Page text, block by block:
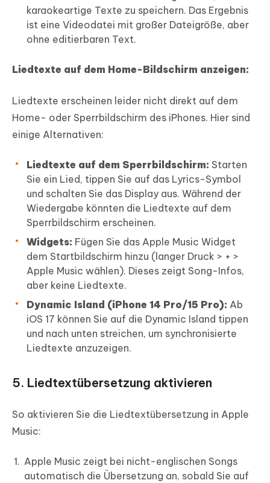
karaokeartige Texte zu speichern. Das Ergebnis
ist eine Videodatei mit großer Dateigröße, aber
ohne editierbaren Text.
Liedtexte auf dem Home-Bildschirm anzeigen:
Liedtexte erscheinen leider nicht direkt auf dem
Home- oder Sperrbildschirm des iPhones. Hier sind
einige Alternativen:
Liedtexte auf dem Sperrbildschirm: Starten
Sie ein Lied, tippen Sie auf das Lyrics-Symbol
und schalten Sie das Display aus. Während der
Wiedergabe könnten die Liedtexte auf dem
Sperrbildschirm erscheinen.
Widgets: Fügen Sie das Apple Music Widget
dem Startbildschirm hinzu (langer Druck > + >
Apple Music wählen). Dieses zeigt Song-Infos,
aber keine Liedtexte.
Dynamic Island (iPhone 14 Pro/15 Pro): Ab
iOS 17 können Sie auf die Dynamic Island tippen
und nach unten streichen, um synchronisierte
Liedtexte anzuzeigen.
5. Liedtextübersetzung aktivieren
So aktivieren Sie die Liedtextübersetzung in Apple
Music:
Apple Music zeigt bei nicht-englischen Songs
automatisch die Übersetzung an, sobald Sie auf